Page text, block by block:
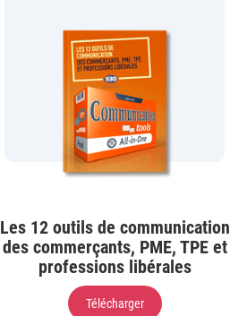
Les 12 outils de communication
des commerçants, PME, TPE et
professions libérales
Télécharger